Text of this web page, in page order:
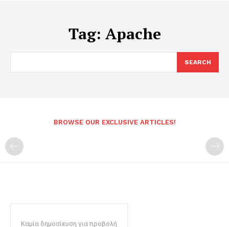
Tag: Apache
SEARCH
BROWSE OUR EXCLUSIVE ARTICLES!
Καμία δημοσίευση για προβολή